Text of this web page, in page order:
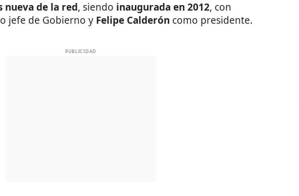
nueva de la red, siendo inaugurada en 2012, con
jefe de Gobierno y Felipe Calderón como presidente.
PUBLICIDAD